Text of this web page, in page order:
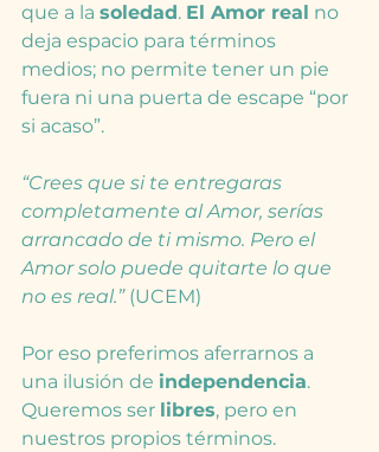
que a la soledad . El Amor real no
deja espacio para términos
medios; no permite tener un pie
fuera ni una puerta de escape “por
si acaso”.
“Crees que si te entregaras
completamente al Amor, serías
arrancado de ti mismo. Pero el
Amor solo puede quitarte lo que
no es real.” (UCEM)
Por eso preferimos aferrarnos a
una ilusión de independencia.
Queremos ser libres, pero en
nuestros propios términos.